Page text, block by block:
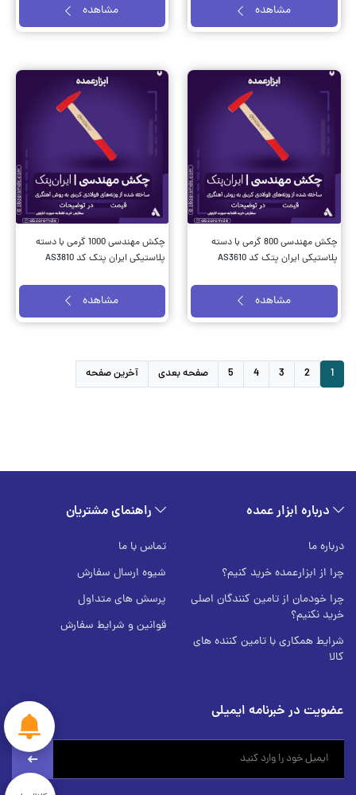
مشاهده مشاهده
چکش مهندسی 800 گرمی با دسته
پلاستیکی ایران پتک کد AS3610
مشاهده
چکش مهندسی 1000 گرمی با دسته
پلاستیکی ایران پتک کد AS3810
مشاهده
1
2
3
4
5 صفحه بعدی آخرین صفحه
درباره ابزار عمده
درباره ما
چرا از ابزارعمده خرید کنیم؟
چرا خودمان از تامین کنندگان اصلی
خرید نکنیم؟
شرایط همکاری با تامین کننده های
کالا
راهنمای مشتریان
تماس با ما
شیوه ارسال سفارش
پرسش های متداول
قوانین و شرایط سفارش
عضویت در خبرنامه ایمیلی